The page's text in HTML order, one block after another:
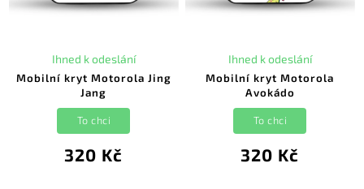
Mobilní kryt Motorola Jing
Jang
Ihned k odeslání
320 Kč
To chci
Mobilní kryt Motorola
Avokádo
Ihned k odeslání
320 Kč
To chci